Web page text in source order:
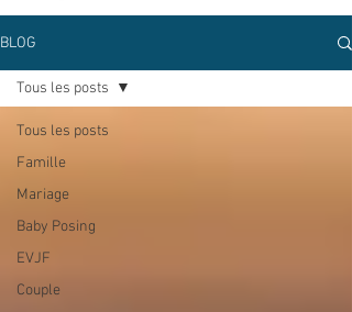
BLOG
Tous les posts
Famille
Mariage
Baby Posing
EVJF
Couple
Tous les posts